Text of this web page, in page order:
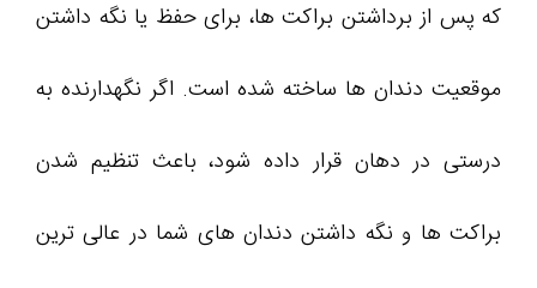
که پس از برداشتن براکت ها، برای حفظ یا نگه داشتن
موقعیت دندان ها ساخته شده است. اگر نگهدارنده به
درستی در دهان قرار داده شود، باعث تنظیم شدن
براکت ها و نگه داشتن دندان های شما در عالی ترین